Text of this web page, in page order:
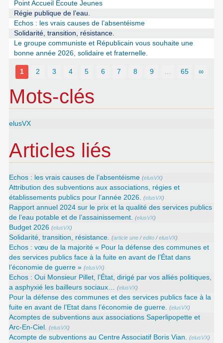
Point Accueil Écoute Jeunes
Régie publique de l’eau.
Echos : les vrais causes de l’absentéisme
Solidarité, transition, résistance.
Le groupe communiste et Républicain vous souhaite une
bonne année 2026, solidaire et fraternelle.
1 2 3 4 5 6 7 8 9 65 ∞
Mots-clés
elusVX
Articles liés
Echos : les vrais causes de l’absentéisme (elusVX)
Attribution des subventions aux associations, régies et
établissements publics pour l’année 2026. (elusVX)
Rapport annuel 2024 sur le prix et la qualité des services publics
de l’eau potable et de l’assainissement. (elusVX)
Budget 2026 (elusVX)
Solidarité, transition, résistance. (article une /edito /elusVX)
Echos : vœu de la majorité « Pour la défense des communes et
des services publics face à la fuite en avant de l’État dans
l’économie de guerre » (elusVX)
Echos : Oui Monsieur Pillet, l’État, dirigé par vos alliés politiques,
a asphyxié les bailleurs sociaux… (elusVX)
Pour la défense des communes et des services publics face à la
fuite en avant de l’Etat dans l’économie de guerre. (elusVX)
Acomptes de subventions aux associations Saperlipopette et
Arc-En-Ciel. (elusVX)
Acompte de subventions au Centre Associatif Boris Vian. (elusVX)